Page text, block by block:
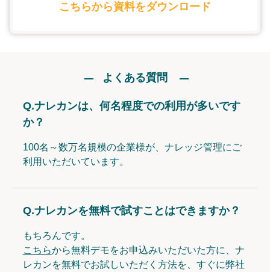
こちらから資料をダウンロード
よくある質問
Q.ナレカンは、何名程度での利用が多いです
か？
100名～数万名規模の企業様が、ナレッジ管理にご
利用いただいています。
Q.ナレカンを無料で試すことはできますか？
もちろんです。
こちらから無料デモをお申込みいただいた方に、ナ
レカンを無料でお試しいただく方法を、すぐに弊社